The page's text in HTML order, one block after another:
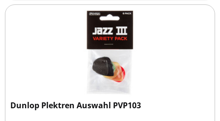
Dunlop Plektren Auswahl PVP103